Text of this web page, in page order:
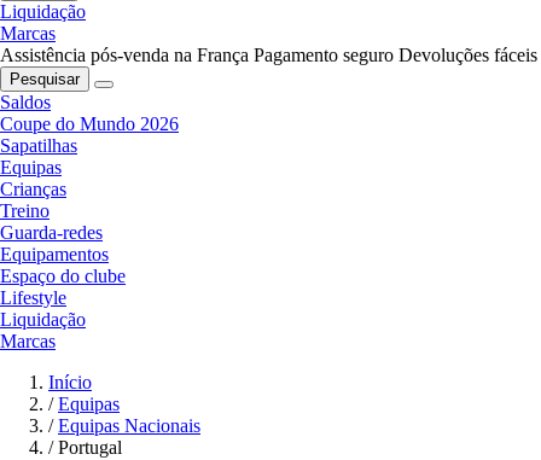
Liquidação
Marcas
Assistência pós-venda na França Pagamento seguro Devoluções fáceis
Pesquisar
Saldos
Coupe do Mundo 2026
Sapatilhas
Equipas
Crianças
Treino
Guarda-redes
Equipamentos
Espaço do clube
Lifestyle
Liquidação
Marcas
Início
/ Equipas
/ Equipas Nacionais
/ Portugal